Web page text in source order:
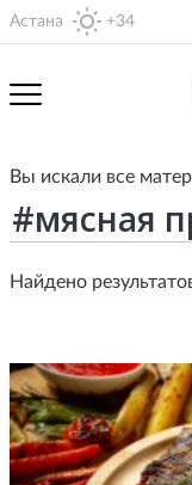
Астана +34
Вы искали все
Найдено